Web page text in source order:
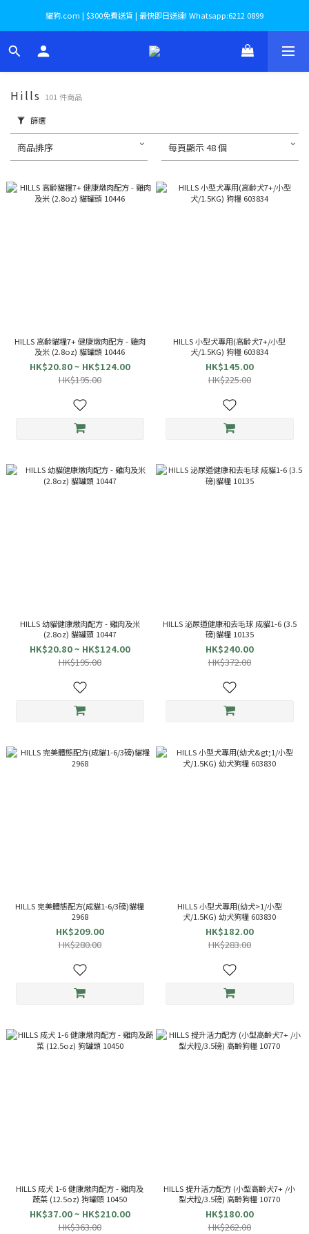
貓狗.com | $300免費送貨 | 最快即日送達! Whatsapp:6212 0899
Hills 101 件商品
篩選
商品排序 每頁顯示 48 個
HILLS 高齡貓糧7+ 健康燉肉配方 - 雞肉
及米 (2.8oz) 貓罐頭 10446
HK$20.80 ~ HK$124.00
HK$195.00
HILLS 小型犬專用(高齡犬7+/小型
犬/1.5KG) 狗糧 603834
HK$145.00
HK$225.00
HILLS 幼貓健康燉肉配方 - 雞肉及米
(2.8oz) 貓罐頭 10447
HK$20.80 ~ HK$124.00
HK$195.00
HILLS 泌尿道健康和去毛球 成貓1-6 (3.5
磅)貓糧 10135
HK$240.00
HK$372.00
HILLS 完美體態配方(成貓1-6/3磅)貓糧
2968
HK$209.00
HK$280.00
HILLS 小型犬專用(幼犬>1/小型
犬/1.5KG) 幼犬狗糧 603830
HK$182.00
HK$283.00
HILLS 成犬 1-6 健康燉肉配方 - 雞肉及
蔬菜 (12.5oz) 狗罐頭 10450
HK$37.00 ~ HK$210.00
HK$363.00
HILLS 提升活力配方 (小型高齡犬7+ /小
型犬粒/3.5磅) 高齡狗糧 10770
HK$180.00
HK$262.00